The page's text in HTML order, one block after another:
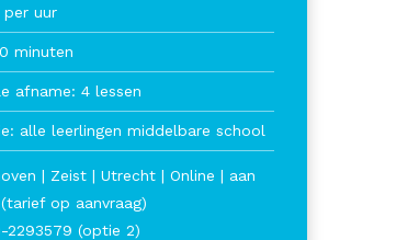
uur
minuten
afname: 4 lessen
alle leerlingen middelbare school
| Zeist | Utrecht | Online | aan
op aanvraag)
2293579 (optie 2)